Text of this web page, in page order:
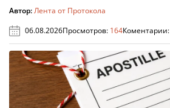
Автор:Лента от Протокола
06.08.2026Просмотров: 164Коментарии: